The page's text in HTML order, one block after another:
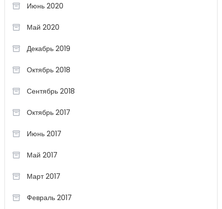
Июнь 2020
Май 2020
Декабрь 2019
Октябрь 2018
Сентябрь 2018
Октябрь 2017
Июнь 2017
Май 2017
Март 2017
Февраль 2017